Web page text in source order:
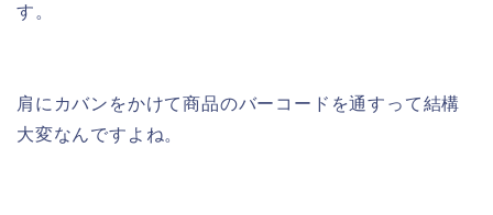
す。
肩にカバンをかけて商品のバーコードを通すって結構
大変なんですよね。